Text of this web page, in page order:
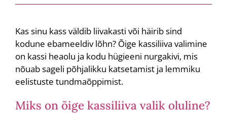
Kas sinu kass väldib liivakasti või häirib sind
kodune ebameeldiv lõhn? Õige kassiliiva valimine
on kassi heaolu ja kodu hügieeni nurgakivi, mis
nõuab sageli põhjalikku katsetamist ja lemmiku
eelistuste tundmaõppimist.
Miks on õige kassiliiva valik oluline?